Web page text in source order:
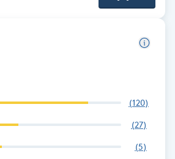
(120)
(27)
(5)